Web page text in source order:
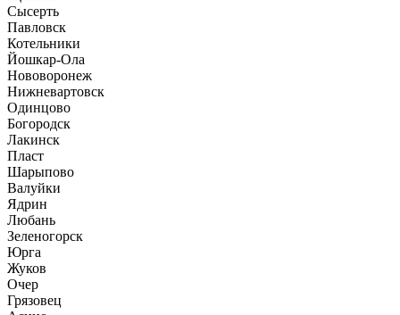
Сысерть
Павловск
Котельники
Йошкар-Ола
Нововоронеж
Нижневартовск
Одинцово
Богородск
Лакинск
Пласт
Шарыпово
Валуйки
Ядрин
Любань
Зеленогорск
Юрга
Жуков
Очер
Грязовец